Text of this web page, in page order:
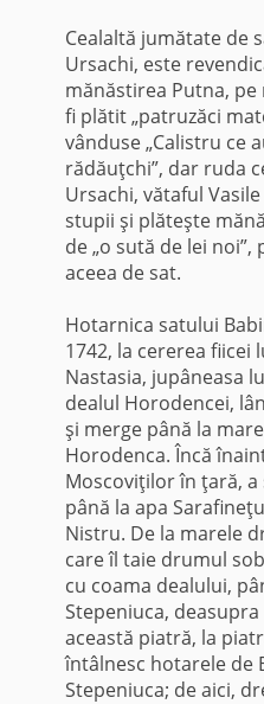
Cealaltă jumătate de
Ursachi, este
mănăstirea Putna,
fi plătit „patruzăci
vânduse „Calistru ce
rădăuţchi”, dar ruda
Ursachi, vătaful
stupii şi plăteşte
de „o sută de lei
aceea de sat.
Hotarnica satului
1742, la cererea fiicei
Nastasia, jupâneasa
dealul Horodencei,
şi merge până la
Horodenca. Încă
Moscoviţilor în ţară,
până la apa
Nistru. De la marele
care îl taie drumul
cu coama dealului,
Stepeniuca,
această piatră, la
întâlnesc hotarele de
Stepeniuca; de aici,